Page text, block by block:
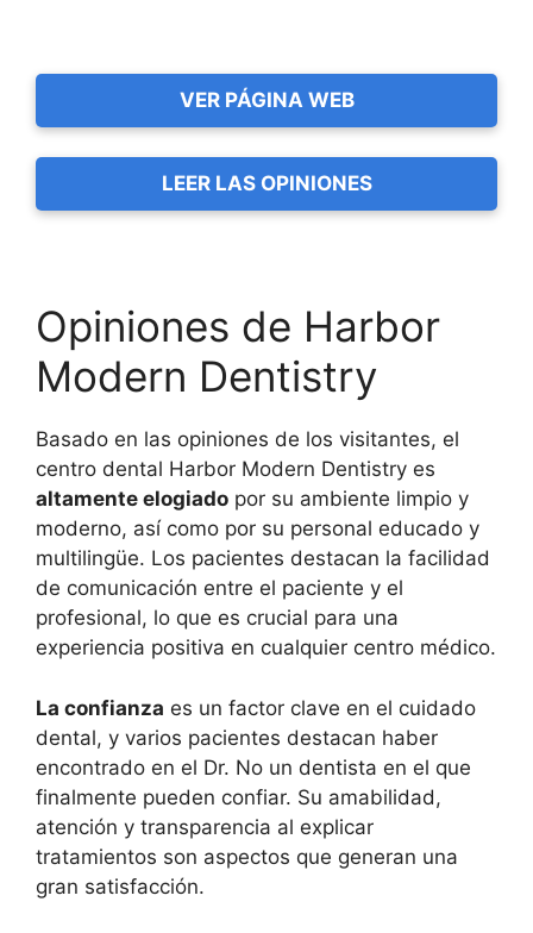
VER PÁGINA WEB
LEER LAS OPINIONES
Opiniones de Harbor
Modern Dentistry
Basado en las opiniones de los visitantes, el
centro dental Harbor Modern Dentistry es
altamente elogiado por su ambiente limpio y
moderno, así como por su personal educado y
multilingüe. Los pacientes destacan la facilidad
de comunicación entre el paciente y el
profesional, lo que es crucial para una
experiencia positiva en cualquier centro médico.
La confianza es un factor clave en el cuidado
dental, y varios pacientes destacan haber
encontrado en el Dr. No un dentista en el que
finalmente pueden confiar. Su amabilidad,
atención y transparencia al explicar
tratamientos son aspectos que generan una
gran satisfacción.